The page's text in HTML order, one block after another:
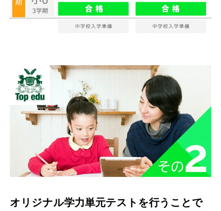
オリジナル学力単元テストを行うことで